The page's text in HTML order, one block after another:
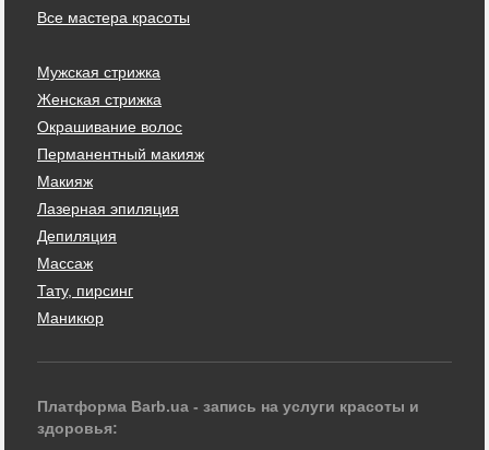
Все мастера красоты
Мужская стрижка
Женская стрижка
Окрашивание волос
Перманентный макияж
Макияж
Лазерная эпиляция
Депиляция
Массаж
Тату, пирсинг
Маникюр
Платформа Barb.ua - запись на услуги красоты и
здоровья: